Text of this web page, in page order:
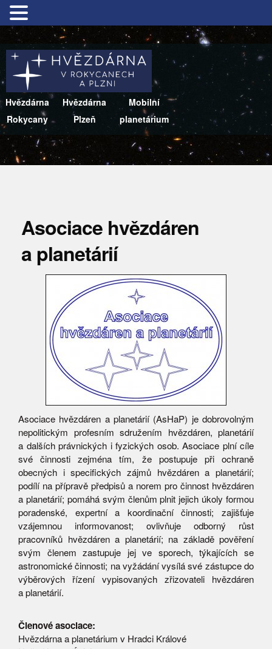
Hvězdárna
Rokycany
Hvězdárna
Plzeň
Mobilní
planetárium
Asociace hvězdáren
a planetárií
Asociace hvězdáren a planetárií (AsHaP) je dobrovolným
nepolitickým profesním sdružením hvězdáren, planetárií
a dalších právnických i fyzických osob. Asociace plní cíle
své činnosti zejména tím, že postupuje při ochraně
obecných i specifických zájmů hvězdáren a planetárií;
podílí na přípravě předpisů a norem pro činnost hvězdáren
a planetárií; pomáhá svým členům plnit jejich úkoly formou
poradenské, expertní a koordinační činnosti; zajišťuje
vzájemnou informovanost; ovlivňuje odborný růst
pracovníků hvězdáren a planetárií; na základě pověření
svým členem zastupuje jej ve sporech, týkajících se
astronomické činnosti; na vyžádání vysílá své zástupce do
výběrových řízení vypisovaných zřizovateli hvězdáren
a planetárií.
Členové asociace:
Hvězdárna a planetárium v Hradci Králové